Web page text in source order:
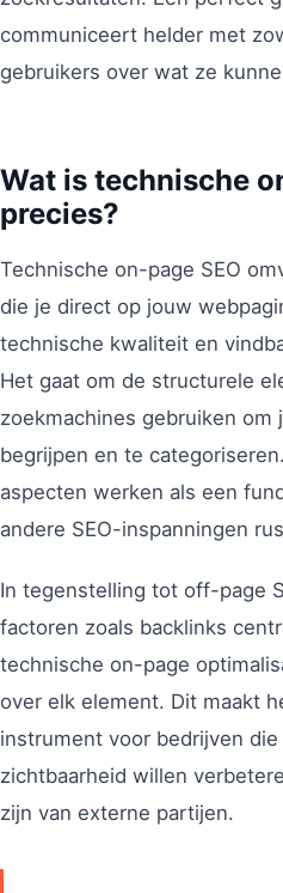
communiceert helder met
gebruikers over wat ze
Wat is technische
precies?
Technische on-page SEO
die je direct op jouw
technische kwaliteit en
Het gaat om de structurele
zoekmachines gebruiken om
begrijpen en te
aspecten werken als een
andere SEO-inspanningen
In tegenstelling tot off-page
factoren zoals backlinks
technische on-page
over elk element. Dit maakt
instrument voor bedrijven
zichtbaarheid willen
zijn van externe partijen.